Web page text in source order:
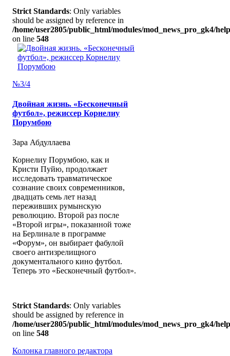
Strict Standards: Only variables
should be assigned by reference in
/home/user2805/public_html/modules/mod_news_pro_gk4/
on line 548
№3/4
Двойная жизнь. «Бесконечный
футбол», режиссер Корнелиу
Порумбою
Зара Абдуллаева
Корнелиу Порумбою, как и
Кристи Пуйю, продолжает
исследовать травматическое
сознание своих современников,
двадцать семь лет назад
переживших румынскую
революцию. Второй раз после
«Второй игры», показанной тоже
на Берлинале в программе
«Форум», он выбирает фабулой
своего антизрелищного
документального кино футбол.
Теперь это «Бесконечный футбол».
Strict Standards: Only variables
should be assigned by reference in
/home/user2805/public_html/modules/mod_news_pro_gk4/
on line 548
Колонка главного редактора